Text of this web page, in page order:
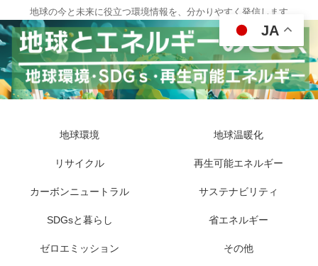
地球の今と未来に役立つ環境情報を、分かりやすく発信します
地球環境 地球温暖化
リサイクル 再生可能エネルギー
カーボンニュートラル サステナビリティ
SDGsと暮らし 省エネルギー
ゼロエミッション その他
JA